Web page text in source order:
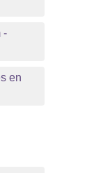
-
en